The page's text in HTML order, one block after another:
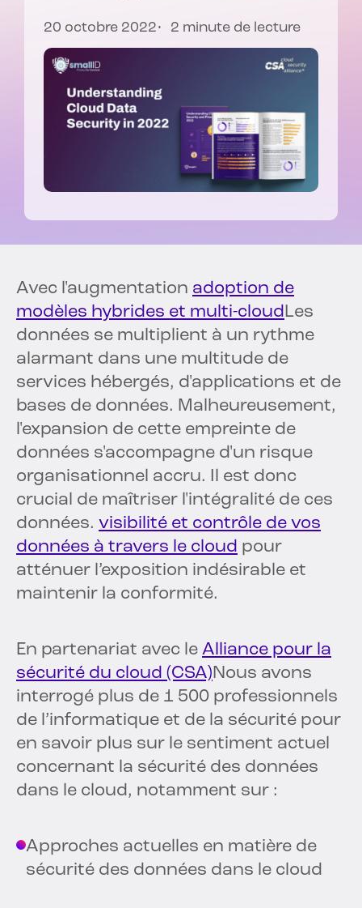
20 octobre 2022 2 minute de lecture
Avec l'augmentation adoption de
modèles hybrides et multi-cloudLes
données se multiplient à un rythme
alarmant dans une multitude de
services hébergés, d'applications et de
bases de données. Malheureusement,
l'expansion de cette empreinte de
données s'accompagne d'un risque
organisationnel accru. Il est donc
crucial de maîtriser l'intégralité de ces
données. visibilité et contrôle de vos
données à travers le cloud pour
atténuer l’exposition indésirable et
maintenir la conformité.
En partenariat avec le Alliance pour la
sécurité du cloud (CSA)Nous avons
interrogé plus de 1 500 professionnels
de l’informatique et de la sécurité pour
en savoir plus sur le sentiment actuel
concernant la sécurité des données
dans le cloud, notamment sur :
Approches actuelles en matière de
sécurité des données dans le cloud